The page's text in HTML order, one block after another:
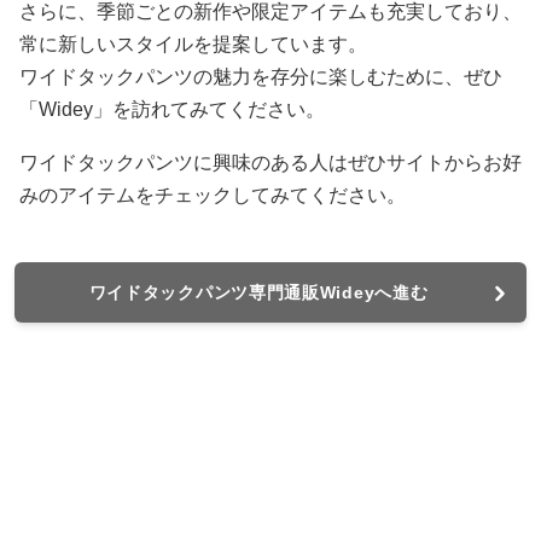
さらに、季節ごとの新作や限定アイテムも充実しており、
常に新しいスタイルを提案しています。
ワイドタックパンツの魅力を存分に楽しむために、ぜひ
「Widey」を訪れてみてください。
ワイドタックパンツに興味のある人はぜひサイトからお好
みのアイテムをチェックしてみてください。
ワイドタックパンツ専門通販Wideyへ進む